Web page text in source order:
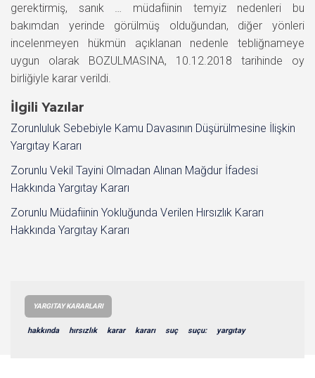
gerektirmiş, sanık … müdafiinin temyiz nedenleri bu
bakımdan yerinde görülmüş olduğundan, diğer yönleri
incelenmeyen hükmün açıklanan nedenle tebliğnameye
uygun olarak BOZULMASINA, 10.12.2018 tarihinde oy
birliğiyle karar verildi.
İlgili Yazılar
Zorunluluk Sebebiyle Kamu Davasının Düşürülmesine İlişkin
Yargıtay Kararı
Zorunlu Vekil Tayini Olmadan Alınan Mağdur İfadesi
Hakkında Yargıtay Kararı
Zorunlu Müdafiinin Yokluğunda Verilen Hırsızlık Kararı
Hakkında Yargıtay Kararı
YARGITAY KARARLARI
hakkında hırsızlık karar kararı suç suçu: yargıtay